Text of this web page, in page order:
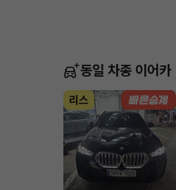
동일 차종 이어카
리스